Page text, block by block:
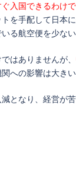
入国できるわけで
を手配して日本
る航空便を少な
はありませんが、
への影響は大きい
となり、経営が